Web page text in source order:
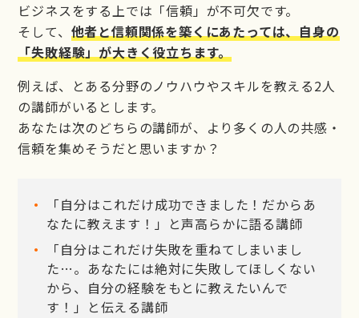
ビジネスをする上では「信頼」が不可欠です。
そして、 他者と信頼関係を築くにあたっては、自身の
「失敗経験」が大きく役立ちます。
例えば、とある分野のノウハウやスキルを教える2人
の講師がいるとします。
あなたは次のどちらの講師が、より多くの人の共感・
信頼を集めそうだと思いますか？
「自分はこれだけ成功できました！だからあ
なたに教えます！」と声高らかに語る講師
「自分はこれだけ失敗を重ねてしまいまし
た…。あなたには絶対に失敗してほしくない
から、自分の経験をもとに教えたいんで
す！」と伝える講師